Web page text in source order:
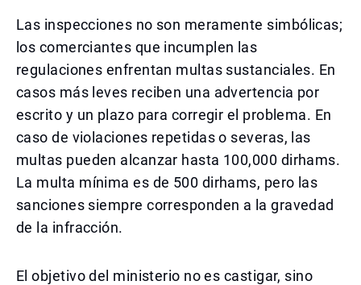
Las inspecciones no son meramente simbólicas;
los comerciantes que incumplen las
regulaciones enfrentan multas sustanciales. En
casos más leves reciben una advertencia por
escrito y un plazo para corregir el problema. En
caso de violaciones repetidas o severas, las
multas pueden alcanzar hasta 100,000 dirhams.
La multa mínima es de 500 dirhams, pero las
sanciones siempre corresponden a la gravedad
de la infracción.
El objetivo del ministerio no es castigar, sino